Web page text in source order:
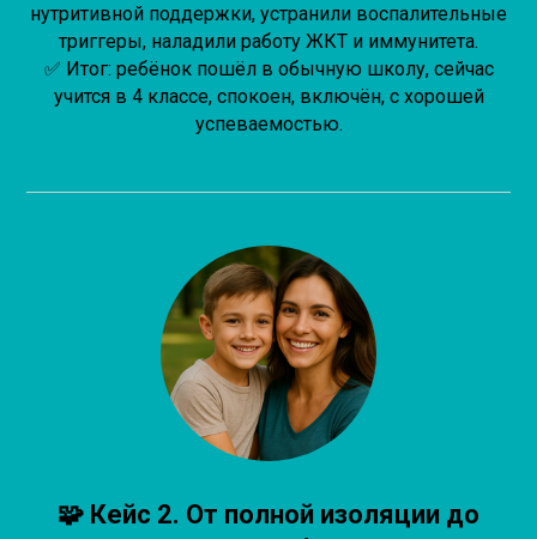
нутритивной поддержки, устранили воспалительные
триггеры, наладили работу ЖКТ и иммунитета.
✅ Итог: ребёнок пошёл в обычную школу, сейчас
учится в 4 классе, спокоен, включён, с хорошей
успеваемостью.
🧩 Кейс 2. От полной изоляции до